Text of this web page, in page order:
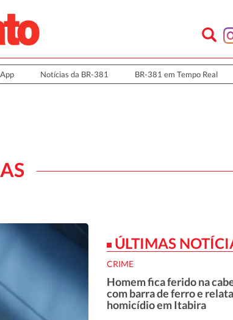
Notícias da BR-381 BR-381 em Tempo Real
ÚLTIMAS
CRIME
Homem fica ferido na
com barra de ferro e
homicídio em Itabira